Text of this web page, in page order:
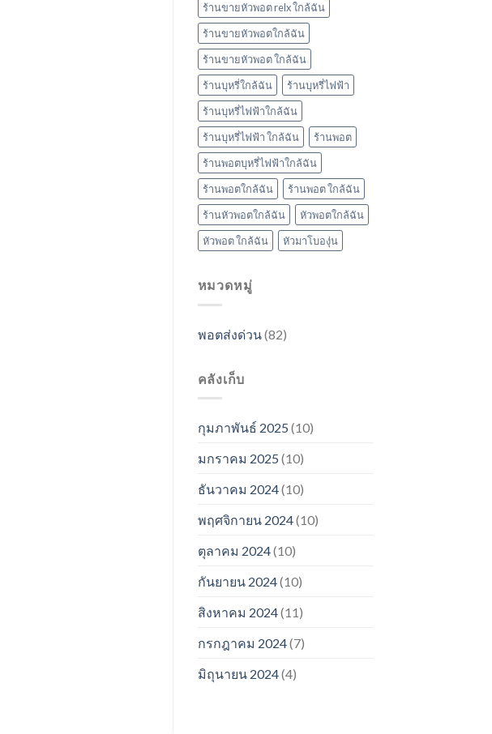
ร้านขายหัวพอต relx ใกล้ฉัน
ร้านขายหัวพอตใกล้ฉัน
ร้านขายหัวพอต ใกล้ฉัน
ร้านบุหรี่ใกล้ฉัน
ร้านบุหรี่ไฟฟ้า
ร้านบุหรี่ไฟฟ้าใกล้ฉัน
ร้านบุหรี่ไฟฟ้า ใกล้ฉัน
ร้านพอต
ร้านพอตบุหรี่ไฟฟ้าใกล้ฉัน
ร้านพอตใกล้ฉัน
ร้านพอต ใกล้ฉัน
ร้านหัวพอตใกล้ฉัน
หัวพอตใกล้ฉัน
หัวพอต ใกล้ฉัน
หัวมาโบองุ่น
หมวดหมู่
พอตส่งด่วน(82)
คลังเก็บ
กุมภาพันธ์ 2025 (10)
มกราคม 2025 (10)
ธันวาคม 2024(10)
พฤศจิกายน 2024(10)
ตุลาคม 2024(10)
กันยายน 2024(10)
สิงหาคม 2024(11)
กรกฎาคม 2024(7)
มิถุนายน 2024(4)